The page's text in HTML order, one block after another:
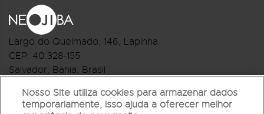
Largo do Queimado, 146, Lapinha
CEP: 40.328-155
Salvador, Bahia, Brasil
R.Monte Castelo Nº 62, Bairro Barbalho
Nosso Site utiliza cookies para armazenar dados
temporariamente, isso ajuda a oferecer melhor